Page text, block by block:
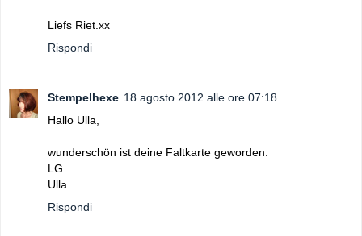
Liefs Riet.xx
Rispondi
Stempelhexe 18 agosto 2012 alle ore 07:18
Hallo Ulla,
wunderschön ist deine Faltkarte geworden.
LG
Ulla
Rispondi